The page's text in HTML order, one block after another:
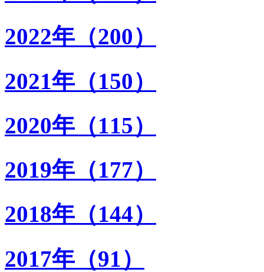
2022年（200）
2021年（150）
2020年（115）
2019年（177）
2018年（144）
2017年（91）